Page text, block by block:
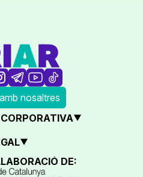
nosaltres
DE: